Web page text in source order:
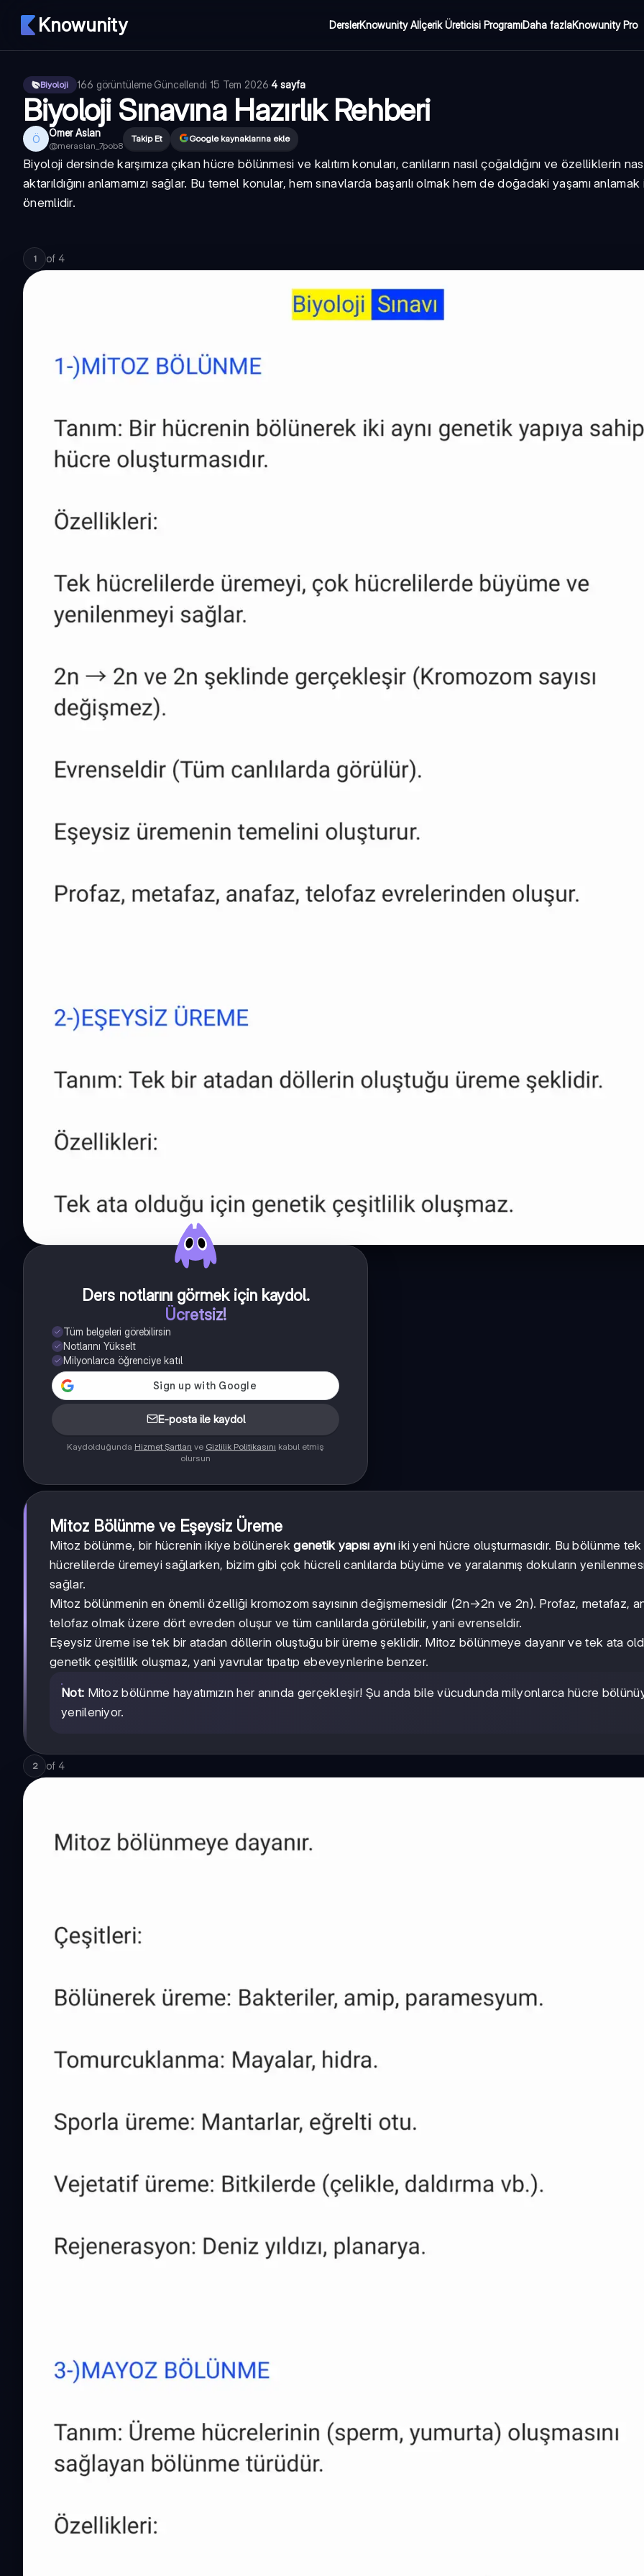
Knowunity DerslerKnowunity AIİçerik Üreticisi ProgramıDaha fazlaKnowunity Pro
Biyoloji 166 görüntüleme·Güncellendi 15 Tem 2026·4 sayfa
Biyoloji Sınavına Hazırlık Rehberi
Ö Ömer Aslan
@meraslan_7pob8
Takip Et Google kaynaklarına ekle
Biyoloji dersinde karşımıza çıkan hücre bölünmesi ve kalıtım konuları, canlıların nasıl çoğaldığını ve özelliklerin
aktarıldığını anlamamızı sağlar. Bu temel konular, hem sınavlarda başarılı olmak hem de doğadaki yaşamı
önemlidir.
1 of 4
Ders notlarını görmek için kaydol.
Ücretsiz!
Tüm belgeleri görebilirsin
Notlarını Yükselt
Milyonlarca öğrenciye katıl
E-posta ile kaydol
Kaydolduğunda Hizmet Şartları ve Gizlilik Politikasını kabul etmiş
olursun
Mitoz Bölünme ve Eşeysiz Üreme
Mitoz bölünme, bir hücrenin ikiye bölünerekgenetik yapısı aynıiki yeni hücre oluşturmasıdır. Bu bölünme tek
hücrelilerde üremeyi sağlarken, bizim gibi çok hücreli canlılarda büyüme ve yaralanmış dokuların
sağlar.
Mitoz bölünmenin en önemli özelliği kromozom sayısının değişmemesidir (2n→2n ve 2n). Profaz, metafaz,
telofaz olmak üzere dört evreden oluşur ve tüm canlılarda görülebilir, yani evrenseldir.
Eşeysiz üreme ise tek bir atadan döllerin oluştuğu bir üreme şeklidir. Mitoz bölünmeye dayanır ve tek ata
genetik çeşitlilik oluşmaz, yani yavrular tıpatıp ebeveynlerine benzer.
Not: Mitoz bölünme hayatımızın her anında gerçekleşir! Şu anda bile vücudunda milyonlarca hücre
yenileniyor.
2 of 4